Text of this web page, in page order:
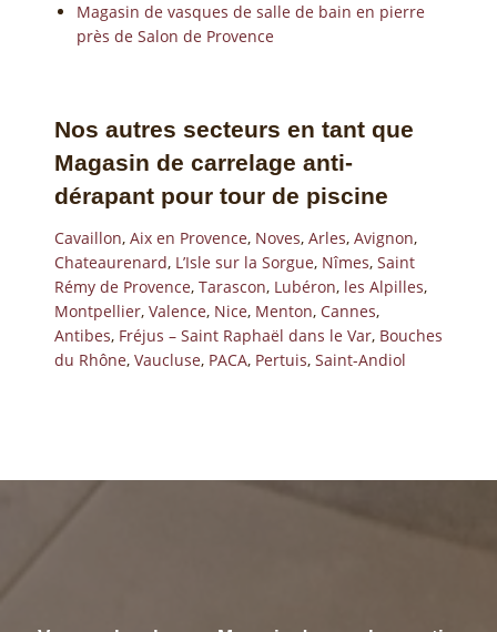
Magasin de vasques de salle de bain en pierre
près de Salon de Provence
Nos autres secteurs en tant que
Magasin de carrelage anti-
dérapant pour tour de piscine
Cavaillon, Aix en Provence, Noves, Arles, Avignon,
Chateaurenard, L’Isle sur la Sorgue, Nîmes, Saint
Rémy de Provence, Tarascon, Lubéron, les Alpilles,
Montpellier, Valence, Nice, Menton, Cannes,
Antibes, Fréjus – Saint Raphaël dans le Var, Bouches
du Rhône, Vaucluse, PACA, Pertuis, Saint-Andiol